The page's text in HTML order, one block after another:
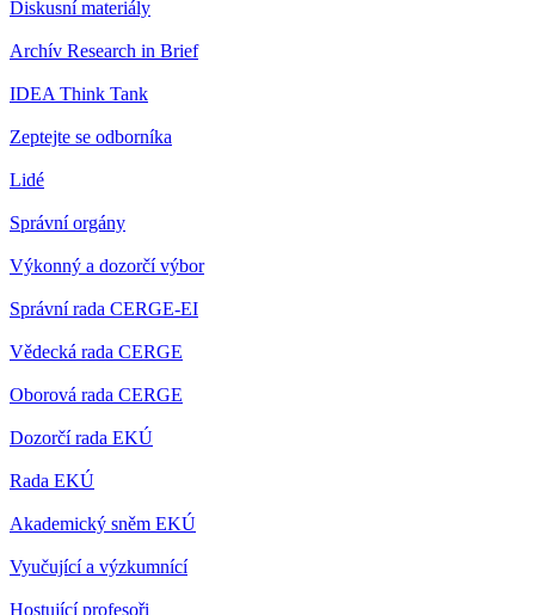
Diskusní materiály
Archív Research in Brief
IDEA Think Tank
Zeptejte se odborníka
Lidé
Správní orgány
Výkonný a dozorčí výbor
Správní rada CERGE-EI
Vědecká rada CERGE
Oborová rada CERGE
Dozorčí rada EKÚ
Rada EKÚ
Akademický sněm EKÚ
Vyučující a výzkumnící
Hostující profesoři